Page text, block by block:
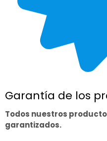
Garantía de los
Todos nuestros
garantizados.